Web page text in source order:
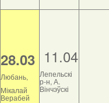
28.03
Любань,
Мікалай
Верабей
11.04
Лепельскі
р-н, А.
Вінчэўскі